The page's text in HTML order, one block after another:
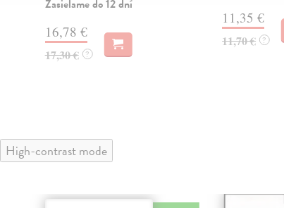
Zasielame do 12 dní
16,78 €
17,30 € ?
11,35 €
11,70 € ?
High-contrast mode